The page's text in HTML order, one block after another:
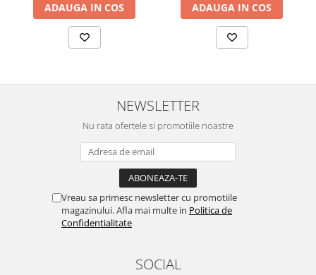
ADAUGA IN COS ADAUGA IN COS
NEWSLETTER
Nu rata ofertele si promotiile noastre
Vreau sa primesc newsletter cu promotiile
magazinului. Afla mai multe in Politica de
Confidentialitate
SOCIAL